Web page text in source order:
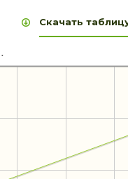
Скачать